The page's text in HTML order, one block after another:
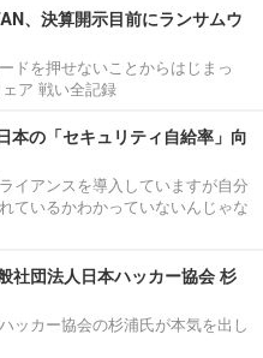
、決算開示目前にランサムウ
ドを押せないことからはじまっ
ア 戦い全記録
本の「セキュリティ自給率」向
イアンスを導入していますが自分
ているかわかっていないんじゃな
社団法人日本ハッカー協会 杉
ッカー協会の杉浦氏が本気を出し